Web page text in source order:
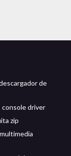
de
console driver
zip